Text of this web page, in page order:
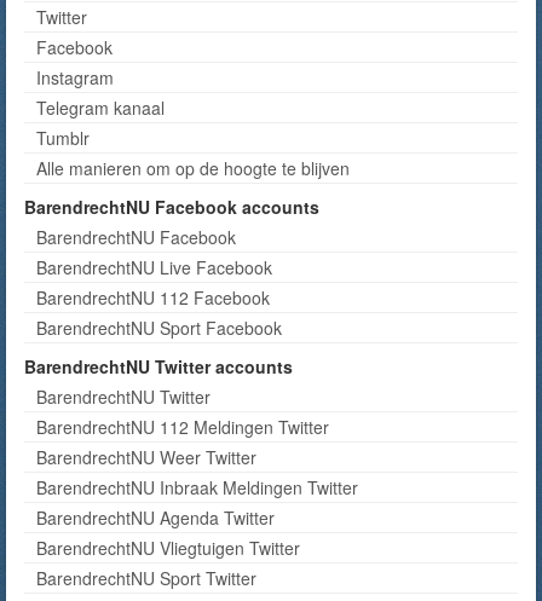
Twitter
Facebook
Instagram
Telegram kanaal
Tumblr
Alle manieren om op de hoogte te blijven
BarendrechtNU Facebook accounts
BarendrechtNU Facebook
BarendrechtNU Live Facebook
BarendrechtNU 112 Facebook
BarendrechtNU Sport Facebook
BarendrechtNU Twitter accounts
BarendrechtNU Twitter
BarendrechtNU 112 Meldingen Twitter
BarendrechtNU Weer Twitter
BarendrechtNU Inbraak Meldingen Twitter
BarendrechtNU Agenda Twitter
BarendrechtNU Vliegtuigen Twitter
BarendrechtNU Sport Twitter